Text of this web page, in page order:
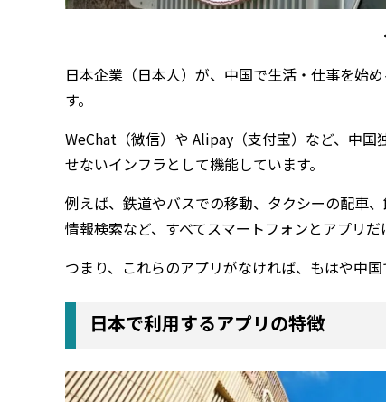
日本企業（日本人）が、中国で生活・仕事を始
す。
WeChat（微信）や Alipay（支付宝）など、中
せないインフラとして機能しています。
例えば、鉄道やバスでの移動、タクシーの配車
情報検索など、すべてスマートフォンとアプリだ
つまり、これらのアプリがなければ、もはや中
日本で利用するアプリの特徴